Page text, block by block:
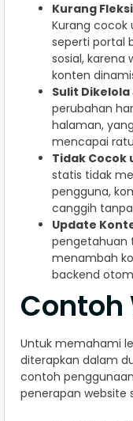
Kurang
Kurang cocok
seperti portal
sosial, karena
konten
Sulit
perubahan
halaman,
mencapai
Tidak
statis tidak
pengguna,
canggih
Update
pengetahuan
menambah
backend
Contoh
Untuk memahami
diterapkan dalam
contoh
penerapan website